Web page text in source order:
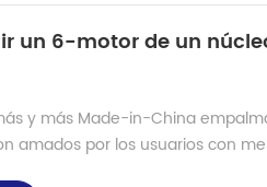
un 6-motor de un
y más Made-in-China
amados por los usuarios con